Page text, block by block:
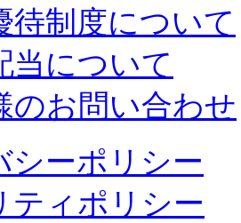
待制度について
当について
のお問い合わせ
シーポリシー
ティポリシー